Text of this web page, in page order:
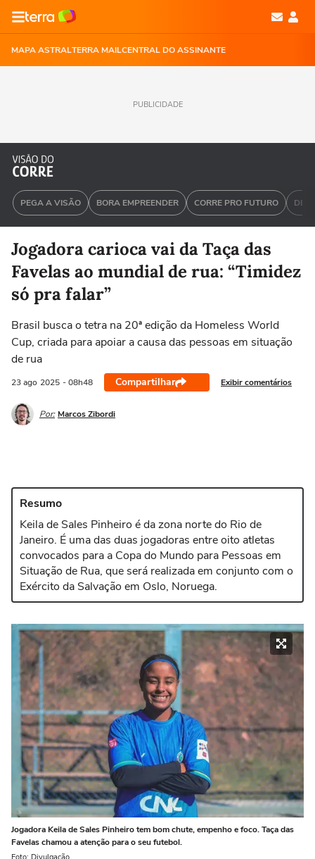
MAPA ASTRALTERRA MAILCENTRAL DO ASSINANTE
PUBLICIDADE
PEGA A VISÃO BORA EMPREENDER CORRE PRO FUTURO DEU
Jogadora carioca vai da Taça das
Favelas ao mundial de rua: “Timidez
só pra falar”
Brasil busca o tetra na 20ª edição da Homeless World
Cup, criada para apoiar a causa das pessoas em situação
de rua
23 ago 2025 - 08h48 Compartilhar Exibir comentários
Por: Marcos Zibordi
Resumo
Keila de Sales Pinheiro é da zona norte do Rio de
Janeiro. É uma das duas jogadoras entre oito atletas
convocados para a Copa do Mundo para Pessoas em
Situação de Rua, que será realizada em conjunto com o
Exército da Salvação em Oslo, Noruega.
Jogadora Keila de Sales Pinheiro tem bom chute, empenho e foco. Taça das
Favelas chamou a atenção para o seu futebol.